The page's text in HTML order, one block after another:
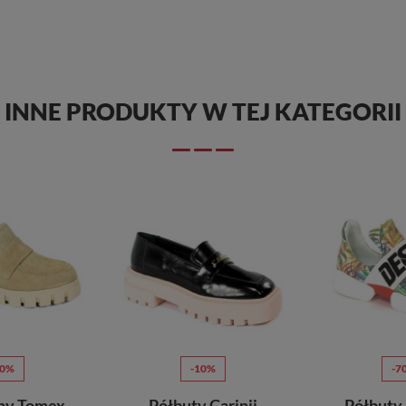
INNE PRODUKTY W TEJ KATEGORII
-10% -